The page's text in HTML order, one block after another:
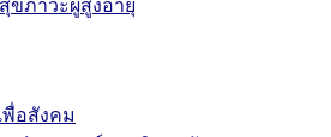
ขภาวะผู้สูงอายุ
อสังคม